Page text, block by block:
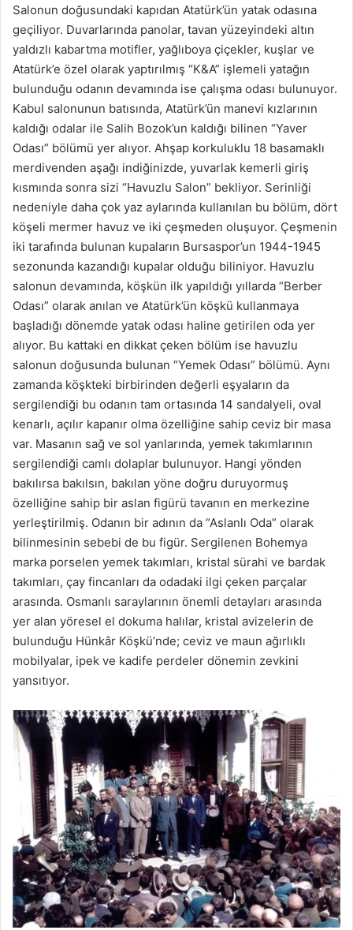
Salonun doğusundaki kapıdan Atatürk’ün yatak odasına
geçiliyor. Duvarlarında panolar, tavan yüzeyindeki altın
yaldızlı kabartma motifler, yağlıboya çiçekler, kuşlar ve
Atatürk’e özel olarak yaptırılmış “K&A” işlemeli yatağın
bulunduğu odanın devamında ise çalışma odası bulunuyor.
Kabul salonunun batısında, Atatürk’ün manevi kızlarının
kaldığı odalar ile Salih Bozok’un kaldığı bilinen “Yaver
Odası” bölümü yer alıyor. Ahşap korkuluklu 18 basamaklı
merdivenden aşağı indiğinizde, yuvarlak kemerli giriş
kısmında sonra sizi “Havuzlu Salon” bekliyor. Serinliği
nedeniyle daha çok yaz aylarında kullanılan bu bölüm, dört
köşeli mermer havuz ve iki çeşmeden oluşuyor. Çeşmenin
iki tarafında bulunan kupaların Bursaspor’un 1944-1945
sezonunda kazandığı kupalar olduğu biliniyor. Havuzlu
salonun devamında, köşkün ilk yapıldığı yıllarda “Berber
Odası” olarak anılan ve Atatürk’ün köşkü kullanmaya
başladığı dönemde yatak odası haline getirilen oda yer
alıyor. Bu kattaki en dikkat çeken bölüm ise havuzlu
salonun doğusunda bulunan “Yemek Odası” bölümü. Aynı
zamanda köşkteki birbirinden değerli eşyaların da
sergilendiği bu odanın tam ortasında 14 sandalyeli, oval
kenarlı, açılır kapanır olma özelliğine sahip ceviz bir masa
var. Masanın sağ ve sol yanlarında, yemek takımlarının
sergilendiği camlı dolaplar bulunuyor. Hangi yönden
bakılırsa bakılsın, bakılan yöne doğru duruyormuş
özelliğine sahip bir aslan figürü tavanın en merkezine
yerleştirilmiş. Odanın bir adının da “Aslanlı Oda” olarak
bilinmesinin sebebi de bu figür. Sergilenen Bohemya
marka porselen yemek takımları, kristal sürahi ve bardak
takımları, çay fincanları da odadaki ilgi çeken parçalar
arasında. Osmanlı saraylarının önemli detayları arasında
yer alan yöresel el dokuma halılar, kristal avizelerin de
bulunduğu Hünkâr Köşkü’nde; ceviz ve maun ağırlıklı
mobilyalar, ipek ve kadife perdeler dönemin zevkini
yansıtıyor.